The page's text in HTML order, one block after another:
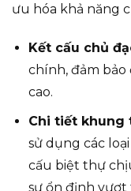
ưu hóa khả năng
Kết cấu chủ
chính, đảm
cao.
Chi tiết khung
sử dụng các
cấu biệt thự
sự ổn định vượt